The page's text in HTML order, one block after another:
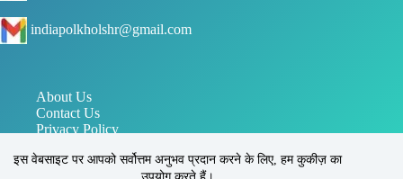
इस वेबसाइट पर आपको सर्वोत्तम अनुभव प्रदान करने के लिए, हम कुकीज़ का
indiapolkholshr@gmail.com
About Us
Contact Us
Privacy Policy
पत्र सूचना कार्यालय PIB